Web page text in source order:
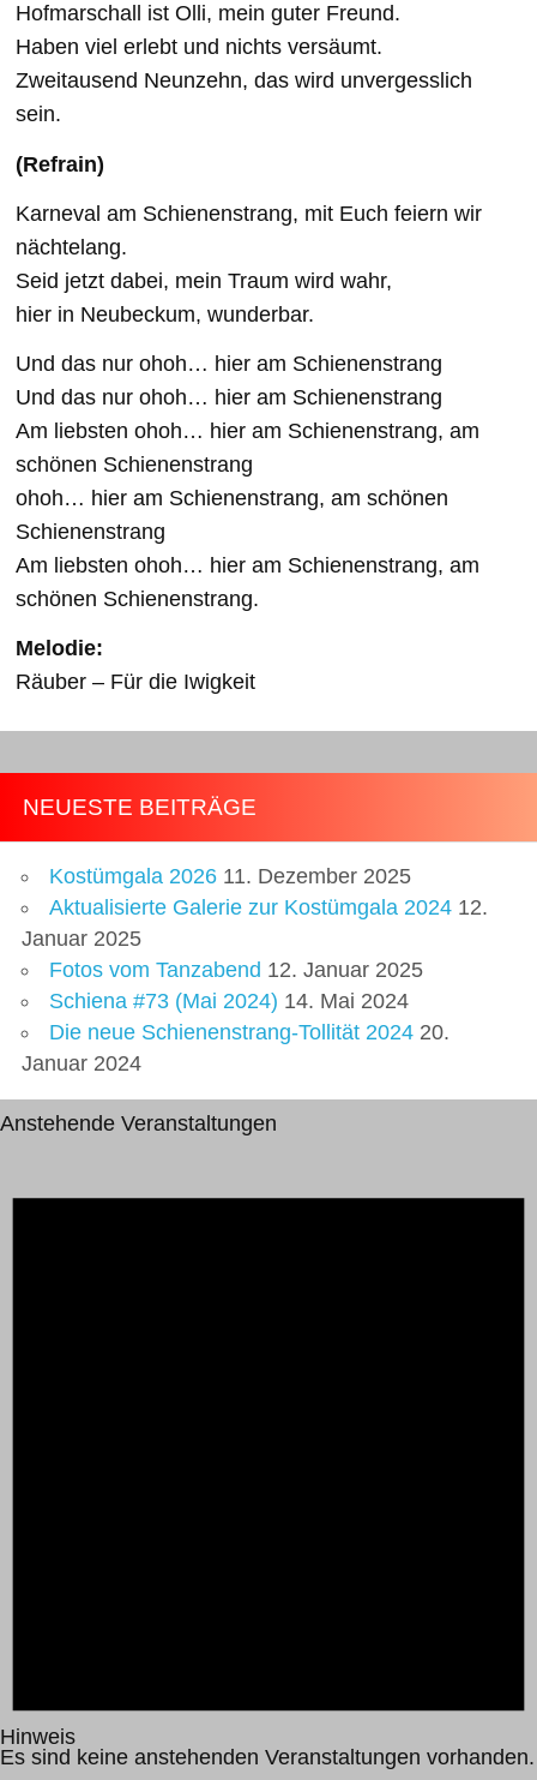
Hofmarschall ist Olli, mein guter Freund.
Haben viel erlebt und nichts versäumt.
Zweitausend Neunzehn, das wird unvergesslich
sein.
(Refrain)
Karneval am Schienenstrang, mit Euch feiern wir
nächtelang.
Seid jetzt dabei, mein Traum wird wahr,
hier in Neubeckum, wunderbar.
Und das nur ohoh… hier am Schienenstrang
Und das nur ohoh… hier am Schienenstrang
Am liebsten ohoh… hier am Schienenstrang, am
schönen Schienenstrang
ohoh… hier am Schienenstrang, am schönen
Schienenstrang
Am liebsten ohoh… hier am Schienenstrang, am
schönen Schienenstrang.
Melodie:
Räuber – Für die Iwigkeit
NEUESTE BEITRÄGE
Kostümgala 2026 11. Dezember 2025
Aktualisierte Galerie zur Kostümgala 2024 12.
Januar 2025
Fotos vom Tanzabend 12. Januar 2025
Schiena #73 (Mai 2024) 14. Mai 2024
Die neue Schienenstrang-Tollität 2024 20.
Januar 2024
Anstehende Veranstaltungen
Hinweis
Es sind keine anstehenden Veranstaltungen vorhanden.